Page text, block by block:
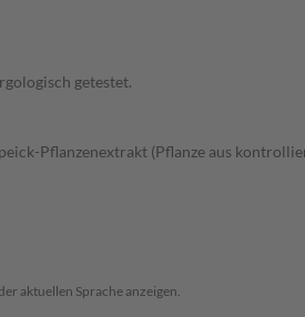
getestet.
Pflanzenextrakt (Pflanze aus
aktuellen Sprache anzeigen.